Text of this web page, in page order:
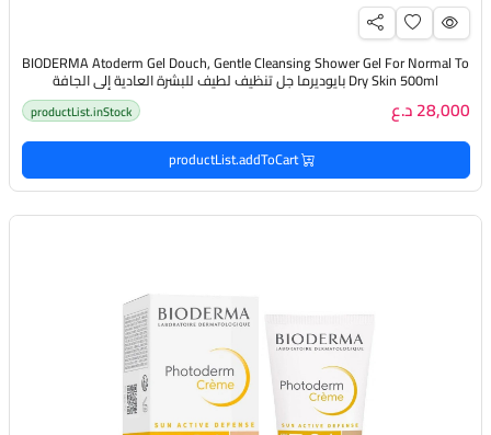
BIODERMA Atoderm Gel Douch, Gentle Cleansing Shower Gel For Normal To
Dry Skin 500ml بايوديرما جل تنظيف لطيف للبشرة العادية إلى الجافة
28,000 د.ع productList.inStock
productList.addToCart